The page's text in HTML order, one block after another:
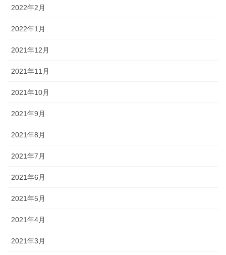
2022年2月
2022年1月
2021年12月
2021年11月
2021年10月
2021年9月
2021年8月
2021年7月
2021年6月
2021年5月
2021年4月
2021年3月